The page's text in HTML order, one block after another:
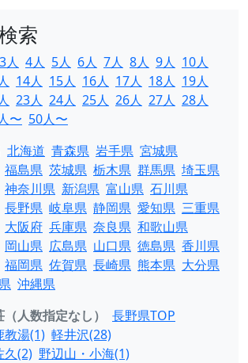
索
3人 4人 5人 6人 7人 8人 9人 10人
14人 15人 16人 17人 18人 19人
23人 24人 25人 26人 27人 28人
〜 50人〜
北海道 青森県 岩手県 宮城県
福島県 茨城県 栃木県 群馬県 埼玉県
神奈川県 新潟県 富山県 石川県
長野県 岐阜県 静岡県 愛知県 三重県
大阪府 兵庫県 奈良県 和歌山県
岡山県 広島県 山口県 徳島県 香川県
福岡県 佐賀県 長崎県 熊本県 大分県
沖縄県
人数指定なし）
長野県TOP
教湯(1) 軽井沢(28)
久(2) 野辺山・小海(1)